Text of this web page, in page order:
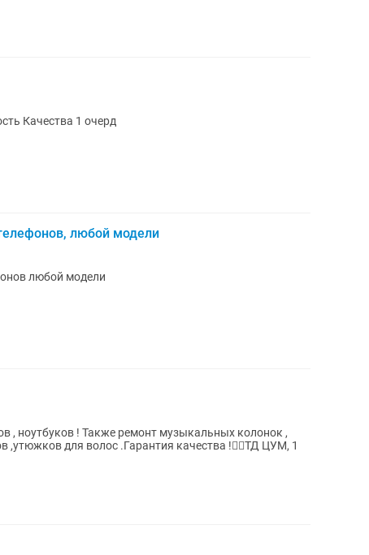
сложность Качества 1 очерд
любой модели
любой модели
, ноутбуков ! Также ремонт музыкальных колонок ,
,утюжков для волос .Гарантия качества !👍🏻ТД ЦУМ, 1